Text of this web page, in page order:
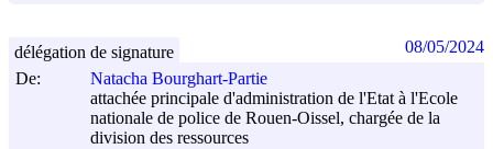
De:
Natacha Bourghart-Partie
attachée principale d'administration de l'Etat à l'Ecole
nationale de police de Rouen-Oissel, chargée de la
division des ressources
délégation de signature 08/05/2024